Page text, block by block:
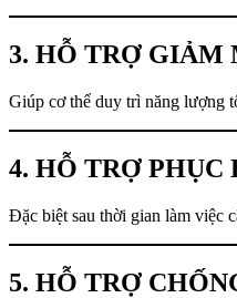
3. HỖ TRỢ GIẢM
Giúp cơ thể duy trì năng lượng
4. HỖ TRỢ
Đặc biệt sau thời gian làm việc
5. HỖ TRỢ